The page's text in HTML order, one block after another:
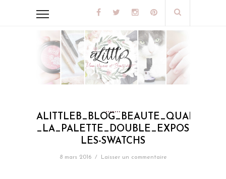
ALITTLEB_BLOG_BEAUTE_QUAND-
LES-SWATCHS
8 mars 2016 / Laisser un commentaire